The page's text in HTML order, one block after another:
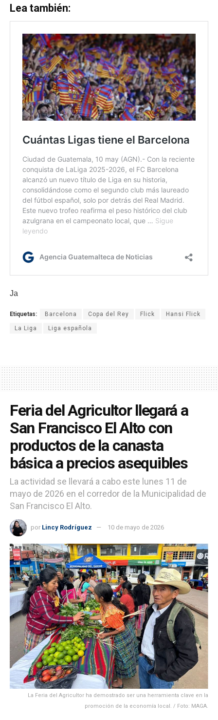
Lea también:
Ja
Etiquetas: Barcelona Copa del Rey Flick Hansi Flick
La Liga Liga española
Feria del Agricultor llegará a
San Francisco El Alto con
productos de la canasta
básica a precios asequibles
La actividad se llevará a cabo este lunes 11 de
mayo de 2026 en el corredor de la Municipalidad de
San Francisco El Alto.
por Lincy Rodríguez 10 de mayo de 2026
La Feria del Agricultor ha demostrado ser una herramienta clave en la
promoción de la economía local. / Foto: MAGA.